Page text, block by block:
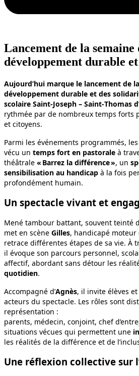
Lancement de la semaine
développement durable
Aujourd’hui marque le lancement de
développement durable et des
scolaire Saint‑Joseph – Saint‑Thomas
rythmée par de nombreux temps forts
et citoyens.
Parmi les événements programmés,
vécu un temps fort en pastorale à
théâtrale « Barrez la différence », un
sensibilisation au handicap à la fois
profondément humain.
Un spectacle vivant et
Mené tambour battant, souvent teinté
met en scène Gilles, handicapé moteur
retrace différentes étapes de sa vie. À
il évoque son parcours personnel,
affectif, abordant sans détour les
quotidien.
Accompagné d’Agnès, il invite élèves
acteurs du spectacle. Les rôles sont
représentation :
parents, médecin, conjoint, chef
situations vécues qui permettent une
les réalités de la différence et de
Une réflexion collective sur